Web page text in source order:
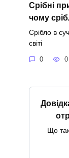
Срібні
чому
Срібло в
світі
0 0
Що